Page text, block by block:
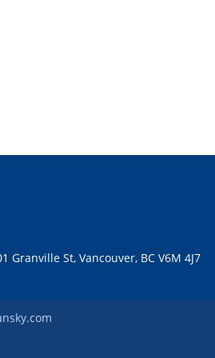
Granville St, Vancouver, BC V6M 4J7